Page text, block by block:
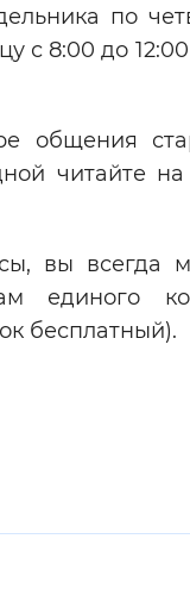
по
с 8:00 до
общения
читайте на
вы всегда
единого
бесплатный).